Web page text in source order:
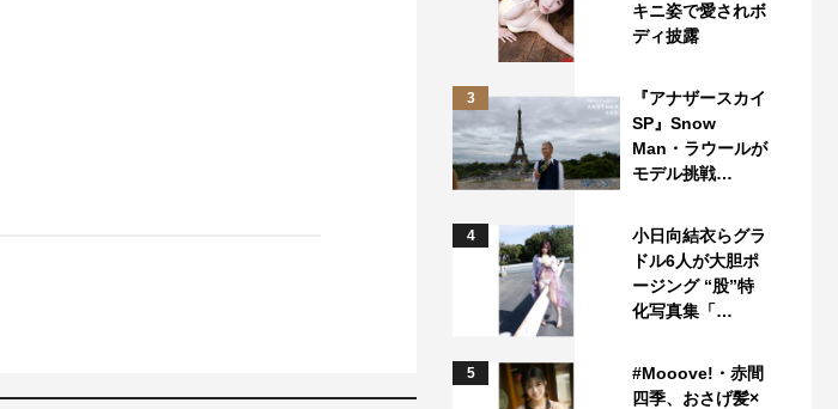
キニ姿で愛されボ
ディ披露
3
『アナザースカイ
SP』Snow
Man・ラウールが
モデル挑戦…
4
小日向結衣らグラ
ドル6人が大胆ポ
ージング “股”特
化写真集「…
5
#Mooove!・赤間
四季、おさげ髪×